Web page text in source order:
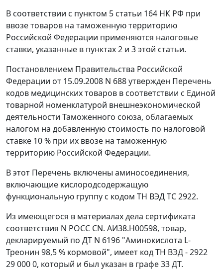
В соответствии с пунктом 5 статьи 164 НК РФ при
ввозе товаров на таможенную территорию
Российской Федерации применяются налоговые
ставки, указанные в пунктах 2 и 3 этой статьи.
Постановлением Правительства Российской
Федерации от 15.09.2008 N 688 утвержден Перечень
кодов медицинских товаров в соответствии с Единой
товарной номенклатурой внешнеэкономической
деятельности Таможенного союза, облагаемых
налогом на добавленную стоимость по налоговой
ставке 10 % при их ввозе на таможенную
территорию Российской Федерации.
В этот Перечень включены аминосоединения,
включающие кислородсодержащую
функциональную группу с кодом ТН ВЭД ТС 2922.
Из имеющегося в материалах дела сертификата
соответствия N РОСС CN. АИ38.Н00598, товар,
декларируемый по ДТ N 6196 "Аминокислота L-
Треонин 98,5 % кормовой", имеет кодТН ВЭД- 2922
29 000 0, который и был указан в графе 33ДТ.